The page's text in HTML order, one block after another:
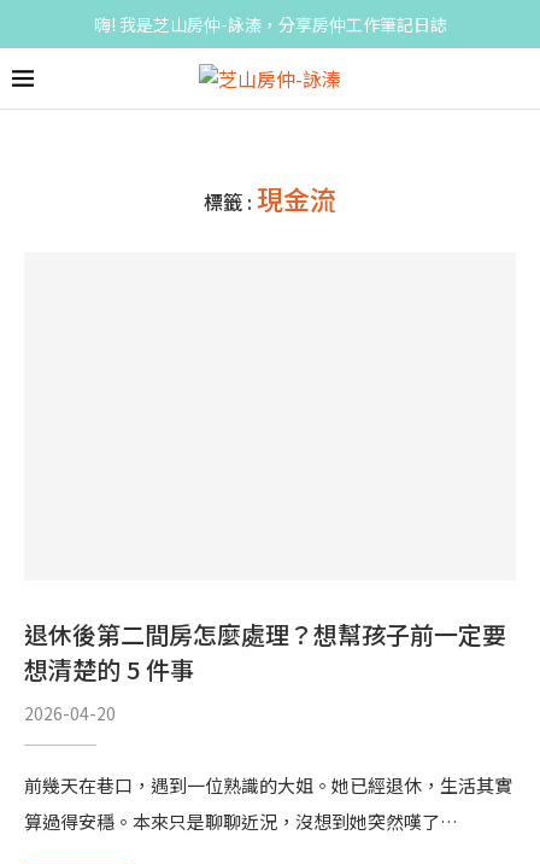
嗨! 我是芝山房仲-詠溱，分享房仲工作筆記日誌
標籤 : 現金流
退休後第二間房怎麼處理？想幫孩子前一定要
想清楚的 5 件事
2026-04-20
前幾天在巷口，遇到一位熟識的大姐。她已經退休，生活其實
算過得安穩。本來只是聊聊近況，沒想到她突然嘆了…